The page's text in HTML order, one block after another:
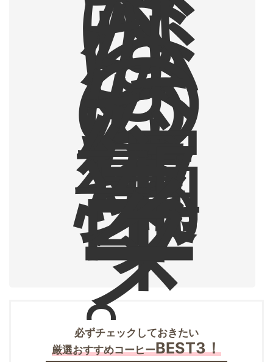
ら
な
い
も
の
に
な
っ
た
編
集
部
ラ
イ
タ
ー
。
必ずチェックしておきたい
厳選おすすめコーヒーBEST3！